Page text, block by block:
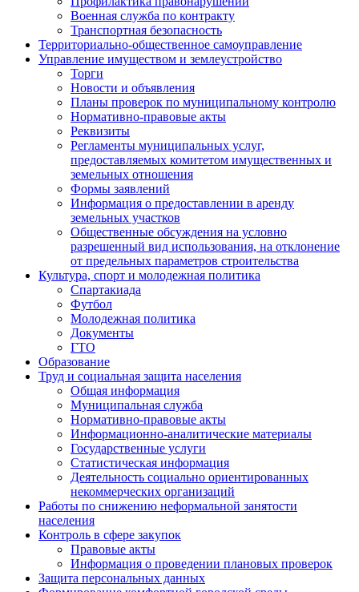
Военная служба по контракту
Транспортная безопасность
Территориально-общественное самоуправление
Управление имуществом и землеустройство
Торги
Новости и объявления
Планы проверок по муниципальному контролю
Нормативно-правовые акты
Реквизиты
Регламенты муниципальных услуг,
предоставляемых комитетом имущественных и
земельных отношения
Формы заявлений
Информация о предоставлении в аренду
земельных участков
Общественные обсуждения на условно
разрешенный вид использования, на отклонение
от предельных параметров строительства
Культура, спорт и молодежная политика
Спартакиада
Футбол
Молодежная политика
Документы
ГТО
Образование
Труд и социальная защита населения
Общая информация
Муниципальная служба
Нормативно-правовые акты
Информационно-аналитические материалы
Государственные услуги
Статистическая информация
Деятельность социально ориентированных
некоммерческих организаций
Работы по снижению неформальной занятости
населения
Контроль в сфере закупок
Правовые акты
Информация о проведении плановых проверок
Защита персональных данных